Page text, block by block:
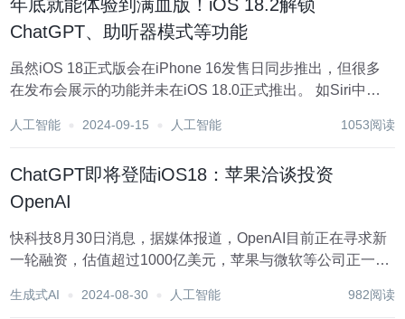
年底就能体验到满血版！iOS 18.2解锁
ChatGPT、助听器模式等功能
虽然iOS 18正式版会在iPhone 16发售日同步推出，但很多
在发布会展示的功能并未在iOS 18.0正式推出。 如Siri中的
能、重新设计的邮件应用程序等，以及欧盟地区的默认浏
人工智能 2024-09-15 人工智能 1053阅读
ChatGPT即将登陆iOS18：苹果洽谈投资
OpenAI
快科技8月30日消息，据媒体报道，OpenAI目前正在寻求新
一轮融资，估值超过1000亿美元，苹果与微软等公司正一起
些时候推出的iOS 18系统中，史无前例地将ChatGPT集成其
生成式AI 2024-08-30 人工智能 982阅读